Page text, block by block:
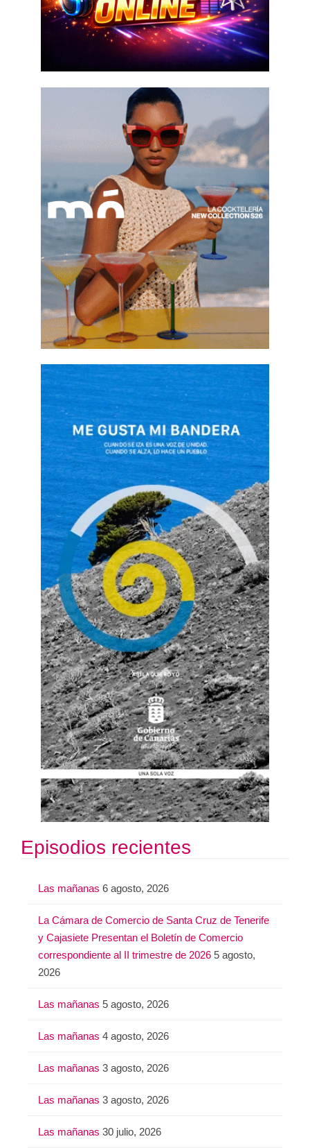
Episodios recientes
Las mañanas 6 agosto, 2026
La Cámara de Comercio de Santa Cruz de Tenerife
y Cajasiete Presentan el Boletín de Comercio
correspondiente al II trimestre de 2026 5 agosto,
2026
Las mañanas 5 agosto, 2026
Las mañanas 4 agosto, 2026
Las mañanas 3 agosto, 2026
Las mañanas 3 agosto, 2026
Las mañanas 30 julio, 2026